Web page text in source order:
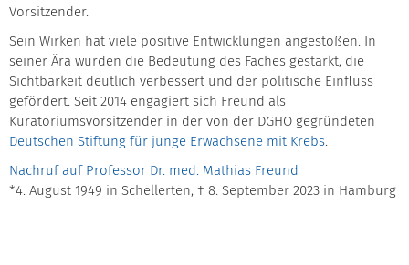
Vorsitzender.
Sein Wirken hat viele positive Entwicklungen angestoßen. In
seiner Ära wurden die Bedeutung des Faches gestärkt, die
Sichtbarkeit deutlich verbessert und der politische Einfluss
gefördert. Seit 2014 engagiert sich Freund als
Kuratoriumsvorsitzender in der von der DGHO gegründeten
Deutschen Stiftung für junge Erwachsene mit Krebs.
Nachruf auf Professor Dr. med. Mathias Freund
*4. August 1949 in Schellerten, † 8. September 2023 in Hamburg